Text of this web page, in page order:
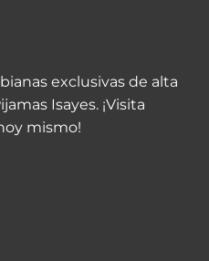
exclusivas de alta
Isayes. ¡Visita
mismo!